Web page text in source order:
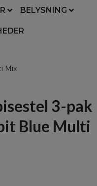
BELYSNING
Mix
3-pak
Blue Multi